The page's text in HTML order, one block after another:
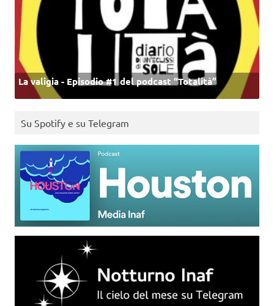
La valigia - Episodio #1 del podcast “Totalità”
Su Spotify e su Telegram